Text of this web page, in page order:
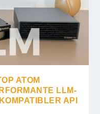
ATOM
LLM-
API